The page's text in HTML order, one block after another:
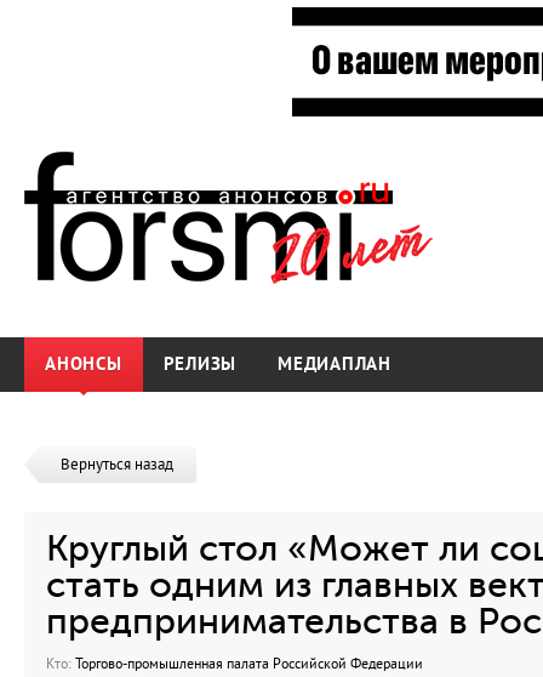
АНОНСЫ РЕЛИЗЫ МЕДИАПЛАН
Вернуться назад
Круглый стол «Может ли
стать одним из главных
предпринимательства в
Кто: Торгово-промышленная палата Российской Федерации